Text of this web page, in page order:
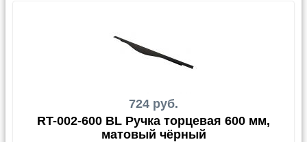
724 руб.
RT-002-600 BL Ручка торцевая 600 мм,
матовый чёрный